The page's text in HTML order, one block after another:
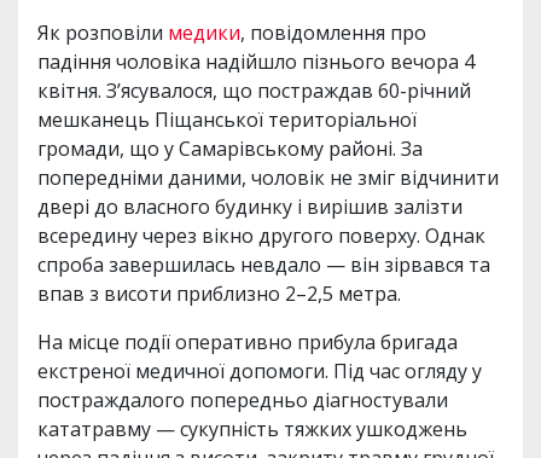
Як розповіли медики, повідомлення про
падіння чоловіка надійшло пізнього вечора 4
квітня. З’ясувалося, що постраждав 60-річний
мешканець Піщанської територіальної
громади, що у Самарівському районі. За
попередніми даними, чоловік не зміг відчинити
двері до власного будинку і вирішив залізти
всередину через вікно другого поверху. Однак
спроба завершилась невдало — він зірвався та
впав з висоти приблизно 2–2,5 метра.
На місце події оперативно прибула бригада
екстреної медичної допомоги. Під час огляду у
постраждалого попередньо діагностували
кататравму — сукупність тяжких ушкоджень